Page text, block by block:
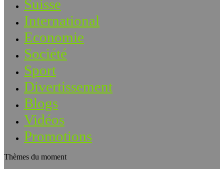
Suisse
International
Economie
Société
Sport
Divertissement
Blogs
Vidéos
Promotions
Thèmes du moment